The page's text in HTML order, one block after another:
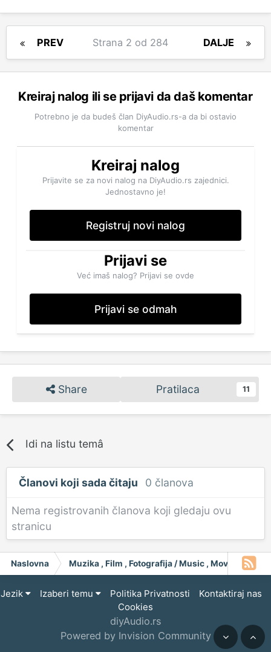
PREV DALJE
Strana 2 od 284
Kreiraj nalog ili se prijavi da daš komentar
Potrebno je da budeš član DiyAudio.rs-a da bi ostavio
komentar
Kreiraj nalog
Prijavite se za novi nalog na DiyAudio.rs zajednici.
Jednostavno je!
Registruj novi nalog
Prijavi se
Već imaš nalog? Prijavi se ovde
Prijavi se odmah
Share Pratilaca 11
Idi na listu temâ
Članovi koji sada čitaju 0 članova
Nema registrovanih članova koji gledaju ovu
stranicu
Naslovna Muzika , Film , Fotografija / Music , Moving
Jezik Izaberi temu Politika Privatnosti
Kontaktiraj nas
Cookies
diyAudio.rs
Powered by Invision Community